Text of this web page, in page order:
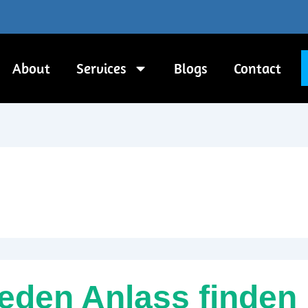
About Services Blogs Contact
Anlass finden